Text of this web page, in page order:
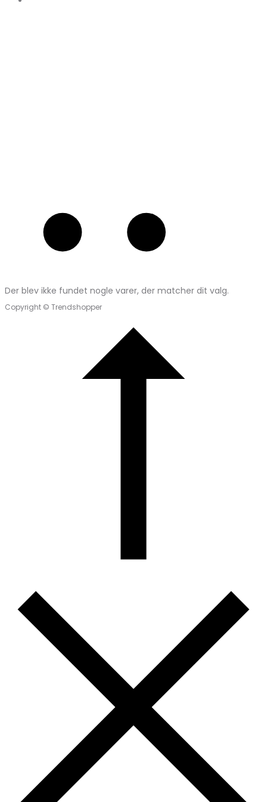
Der blev ikke fundet nogle varer, der matcher dit valg.
Copyright © Trendshopper